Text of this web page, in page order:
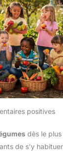
positives
dès le
de s’y